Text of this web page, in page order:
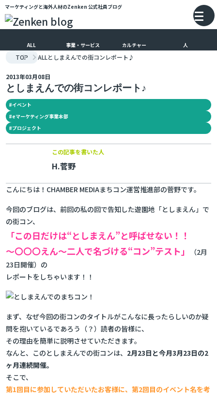
メインコンテンツにスキップ
マーケティングと海外人材のZenken 公式社員ブログ
ALL 事業・サービス カルチャー 人
TOP ALLとしまえんでの街コンレポート♪
としまえんでの街コンレポート♪
2013年03月08日
#イベント
#eマーケティング事業本部
#プロジェクト
この記事を書いた人
H.菅野
こんにちは！CHAMBER MEDIAまちコン運営推進部の菅野です。
今回のブログは、前回の私の回で告知した遊園地「としまえん」で
の街コン、
「この日だけは“としまえん”と呼ばせない！！
～〇〇〇えん～二人で名づける“コン”テスト」
（2月
23日開催）の
レポートをしちゃいます！！
まず、なぜ今回の街コンのタイトルがこんなに長ったらしいのか疑
問を抱いているであろう（？）読者の皆様に、
その理由を簡単に説明させていただきます。
なんと、このとしまえんでの街コンは、 2月23日と今月3月23日の2
ヶ月連続開催。
そこで、
第1回目に参加していただいたお客様に、第2回目のイベント名を考